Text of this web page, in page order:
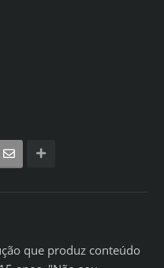
que produz conteúdo